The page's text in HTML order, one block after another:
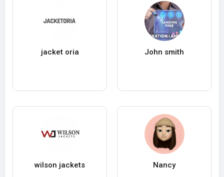
jacket oria John smith
wilson jackets Nancy